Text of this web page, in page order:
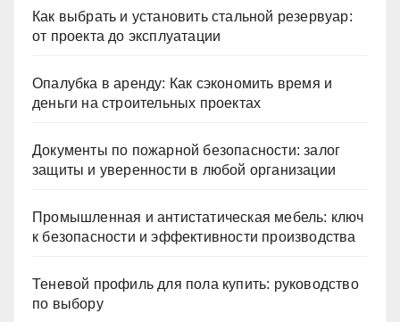
Как выбрать и установить стальной резервуар:
от проекта до эксплуатации
Опалубка в аренду: Как сэкономить время и
деньги на строительных проектах
Документы по пожарной безопасности: залог
защиты и уверенности в любой организации
Промышленная и антистатическая мебель: ключ
к безопасности и эффективности производства
Теневой профиль для пола купить: руководство
по выбору